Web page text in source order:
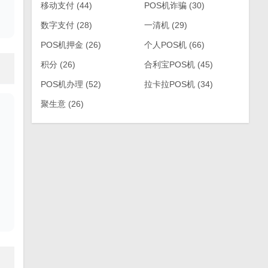
移动支付(44) POS机诈骗(30)
数字支付(28) 一清机(29)
POS机押金 (26) 个人POS机(66)
积分 (26) 合利宝POS机(45)
POS机办理 (52) 拉卡拉POS机(34)
聚生意(26)